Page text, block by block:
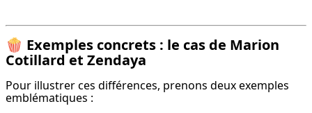
🍿 Exemples concrets : le cas de Marion
Cotillard et Zendaya
Pour illustrer ces différences, prenons deux exemples
emblématiques :